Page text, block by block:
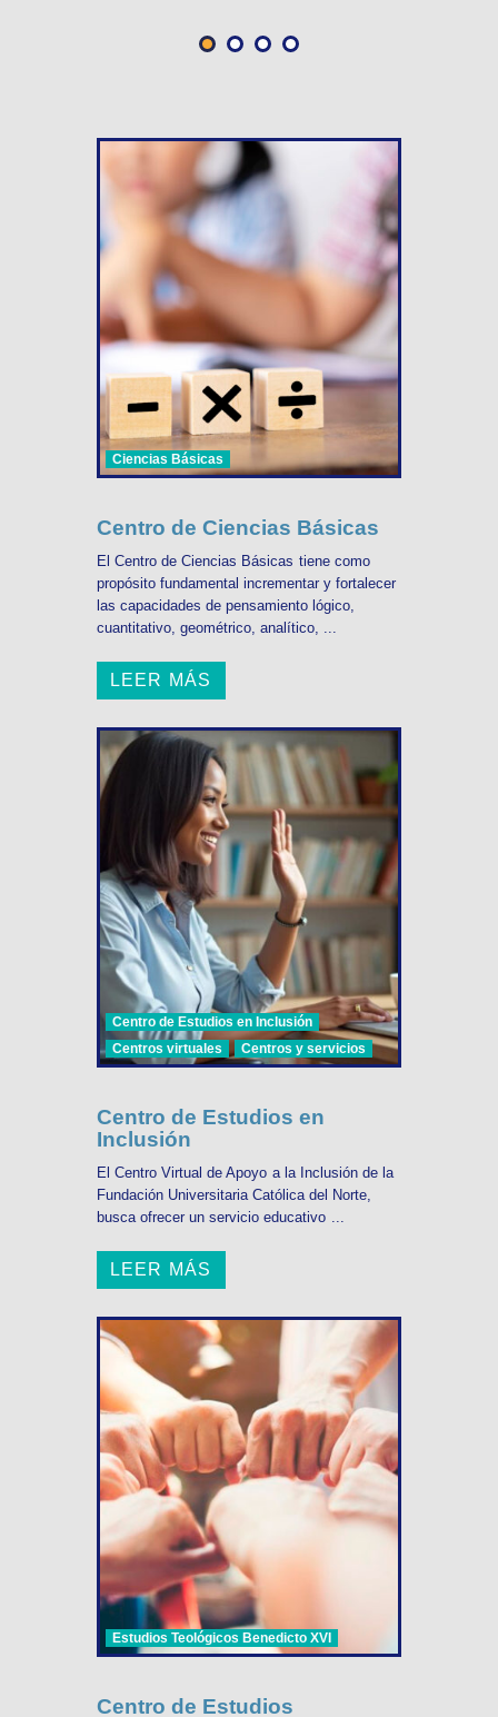
Ciencias Básicas
Centro de Ciencias Básicas
El Centro de Ciencias Básicas tiene como
propósito fundamental incrementar y fortalecer
las capacidades de pensamiento lógico,
cuantitativo, geométrico, analítico, ...
LEER MÁS
Centro de Estudios en Inclusión
Centros virtuales
Centros y servicios
Centro de Estudios en
Inclusión
El Centro Virtual de Apoyo a la Inclusión de la
Fundación Universitaria Católica del Norte,
busca ofrecer un servicio educativo ...
LEER MÁS
Estudios Teológicos Benedicto XVI
Centro de Estudios